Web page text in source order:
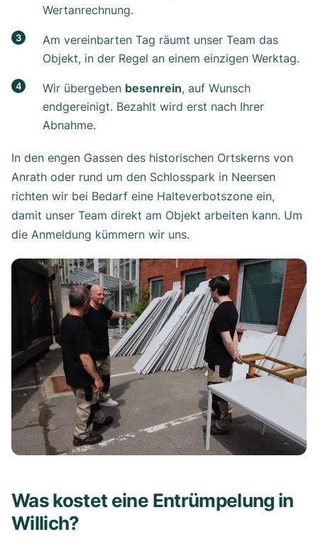
Wertanrechnung.
Am vereinbarten Tag räumt unser Team das
Objekt, in der Regel an einem einzigen Werktag.
Wir übergeben besenrein, auf Wunsch
endgereinigt. Bezahlt wird erst nach Ihrer
Abnahme.
In den engen Gassen des historischen Ortskerns von
Anrath oder rund um den Schlosspark in Neersen
richten wir bei Bedarf eine Halteverbotszone ein,
damit unser Team direkt am Objekt arbeiten kann. Um
die Anmeldung kümmern wir uns.
Was kostet eine Entrümpelung in
Willich?